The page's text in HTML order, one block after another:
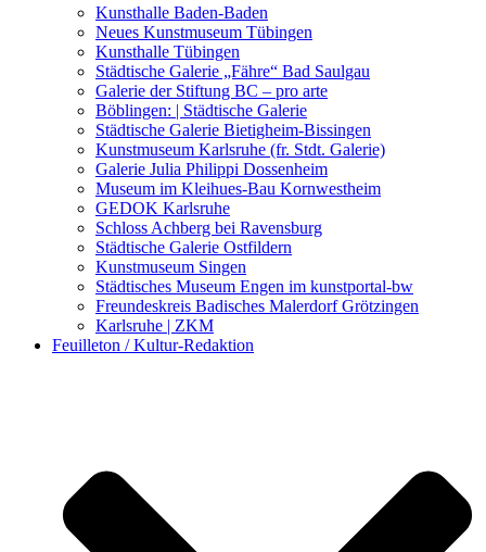
Was seither geschah
Kunstwettbewerbe, Ausschreibungen für Künstler
Kunsthalle Baden-Baden
Neues Kunstmuseum Tübingen
Kunsthalle Tübingen
Städtische Galerie „Fähre“ Bad Saulgau
Galerie der Stiftung BC – pro arte
Böblingen: | Städtische Galerie
Städtische Galerie Bietigheim-Bissingen
Kunstmuseum Karlsruhe (fr. Stdt. Galerie)
Galerie Julia Philippi Dossenheim
Museum im Kleihues-Bau Kornwestheim
GEDOK Karlsruhe
Schloss Achberg bei Ravensburg
Städtische Galerie Ostfildern
Kunstmuseum Singen
Städtisches Museum Engen im kunstportal-bw
Freundeskreis Badisches Malerdorf Grötzingen
Karlsruhe | ZKM
Feuilleton / Kultur-Redaktion